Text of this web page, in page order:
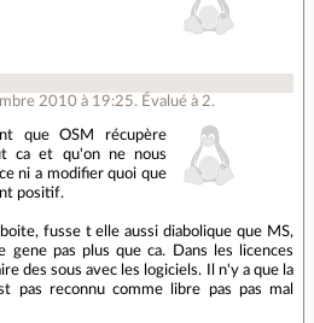
2010 à 19:25. Évalué à 2.
que OSM récupère
ca et qu'on ne nous
ni a modifier quoi que
positif.
fusse t elle aussi diabolique que MS,
pas plus que ca. Dans les licences
des sous avec les logiciels. Il n'y a que la
pas reconnu comme libre pas pas mal